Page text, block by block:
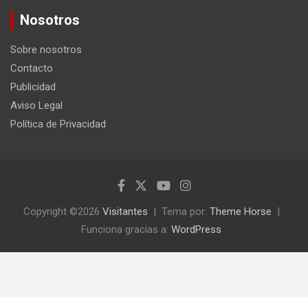
c
Nosotros
Sobre nosotros
Contacto
Publicidad
Aviso Legal
Política de Privacidad
Copyright ©2026 Visitantes Tema por: Theme Horse
Funciona gracias a: WordPress